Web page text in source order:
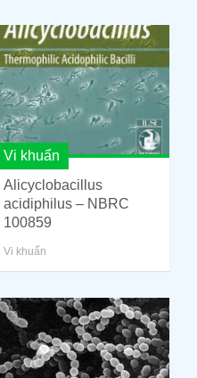
Vi khuẩn
Alicyclobacillus
acidiphilus – NBRC
100859
Vi khuẩn